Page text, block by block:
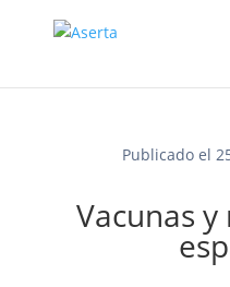
Publicado el
Vacunas